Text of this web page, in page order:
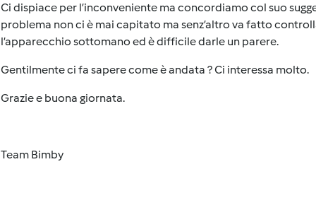
Ci dispiace per l’inconveniente ma concordiamo col suo
problema non ci è mai capitato ma senz’altro va fatto
l’apparecchio sottomano ed è difficile darle un parere.
Gentilmente ci fa sapere come è andata ? Ci interessa molto.
Grazie e buona giornata.
Team Bimby